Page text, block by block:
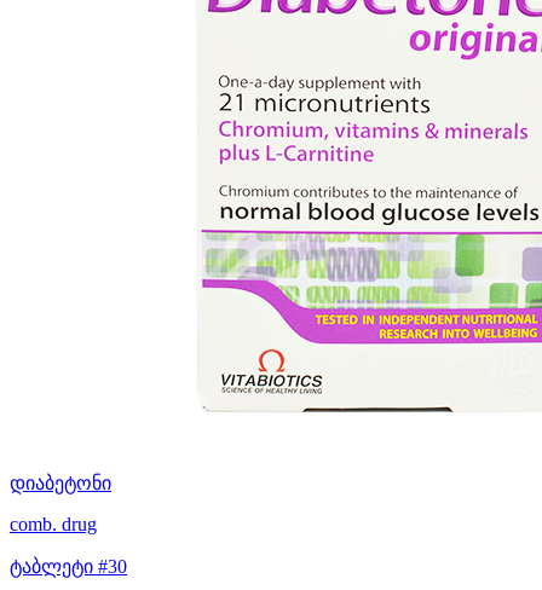
დიაბეტონი
comb. drug
ტაბლეტი #30